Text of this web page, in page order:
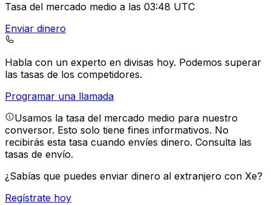
Tasa del mercado medio a las 03:48 UTC
Enviar dinero
Habla con un experto en divisas hoy. Podemos superar
las tasas de los competidores.
Programar una llamada
Usamos la tasa del mercado medio para nuestro
conversor. Esto solo tiene fines informativos. No
recibirás esta tasa cuando envíes dinero. Consulta las
tasas de envío.
¿Sabías que puedes enviar dinero al extranjero con Xe?
Regístrate hoy